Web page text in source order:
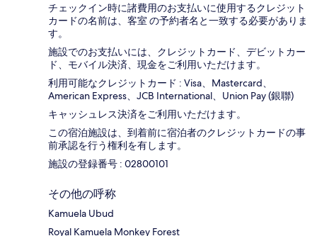
チェックイン時に諸費用のお支払いに使用するクレジット
カードの名前は、客室 の予約者名と一致する必要がありま
す。
施設でのお支払いには、クレジットカード、デビットカー
ド、モバイル決済、現金をご利用いただけます。
利用可能なクレジットカード : Visa、Mastercard、
American Express、JCB International、Union Pay (銀聯)
キャッシュレス決済をご利用いただけます。
この宿泊施設は、到着前に宿泊者のクレジットカードの事
前承認を行う権利を有します。
施設の登録番号 : 02800101
その他の呼称
Kamuela Ubud
Royal Kamuela Monkey Forest